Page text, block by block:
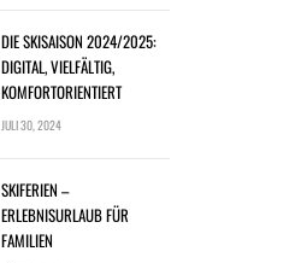
DIE SKISAISON 2024/2025:
DIGITAL, VIELFÄLTIG,
KOMFORTORIENTIERT
JULI 30, 2024
SKIFERIEN –
ERLEBNISURLAUB FÜR
FAMILIEN